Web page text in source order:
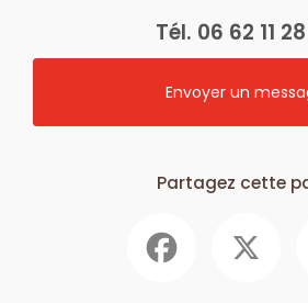
Tél. 06 62 11
Envoyer un
Partagez cette